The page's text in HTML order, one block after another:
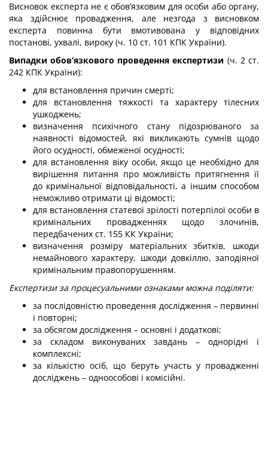
Висновок експерта не є обов’язковим для особи або органу,
яка здійснює провадження, але незгода з висновком
експерта повинна бути вмотивована у відповідних
постанові, ухвалі, вироку (ч. 10 ст. 101 КПК України).
Випадки обов’язкового проведення експертизи (ч. 2 ст.
242 КПК України):
для встановлення причин смерті;
для встановлення тяжкості та характеру тілесних
ушкоджень;
визначення психічного стану підозрюваного за
наявності відомостей, які викликають сумнів щодо
його осудності, обмеженої осудності;
для встановлення віку особи, якщо це необхідно для
вирішення питання про можливість притягнення її
до кримінальної відповідальності, а іншим способом
неможливо отримати ці відомості;
для встановлення статевої зрілості потерпілої особи в
кримінальних провадженнях щодо злочинів,
передбачених ст. 155 КК України;
визначення розміру матеріальних збитків, шкоди
немайнового характеру, шкоди довкіллю, заподіяної
кримінальним правопорушенням.
Експертизи за процесуальними ознаками можна поділяти:
за послідовністю проведення дослідження – первинні
і повторні;
за обсягом дослідження – основні і додаткові;
за складом виконуваних завдань – однорідні і
комплексні;
за кількістю осіб, що беруть участь у провадженні
досліджень – одноособові і комісійні.